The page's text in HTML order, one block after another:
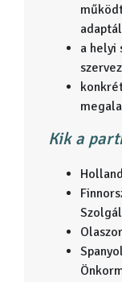
a helyi
Kik a